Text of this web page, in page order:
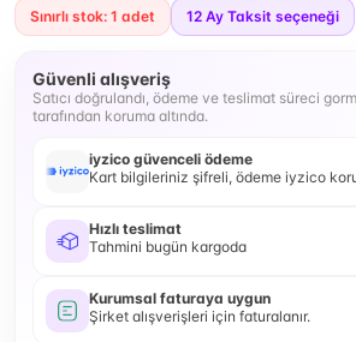
Sınırlı stok: 1 adet 12 Ay Taksit seçeneği
Güvenli alışveriş
Satıcı doğrulandı, ödeme ve teslimat süreci
tarafından koruma altında.
iyzico güvenceli ödeme
Kart bilgileriniz şifreli, ödeme iyzico
Hızlı teslimat
Tahmini bugün kargoda
Kurumsal faturaya uygun
Şirket alışverişleri için faturalanır.